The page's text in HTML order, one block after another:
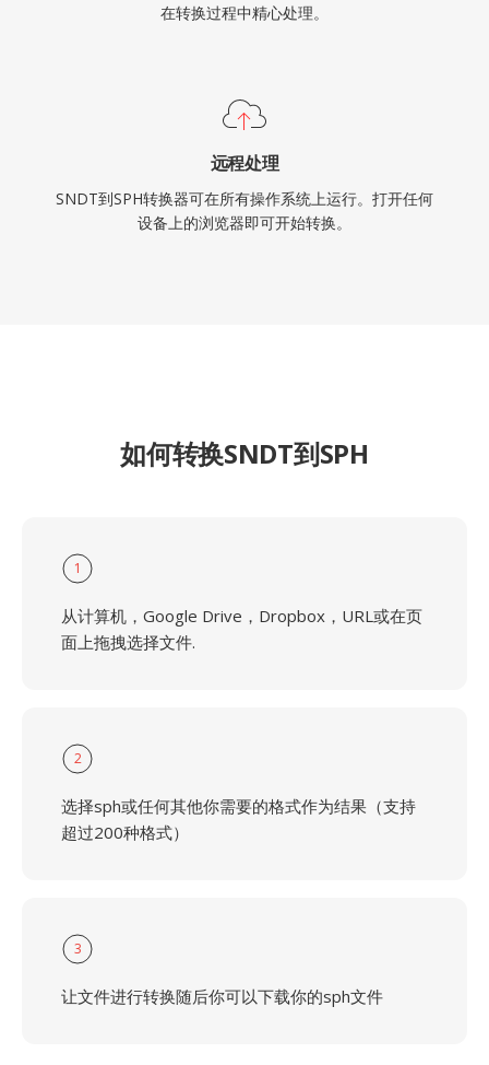
在转换过程中精心处理。
远程处理
SNDT到SPH转换器可在所有操作系统上运行。打开任何
设备上的浏览器即可开始转换。
如何转换SNDT到SPH
1
从计算机，Google Drive，Dropbox，URL或在页
面上拖拽选择文件.
2
选择sph或任何其他你需要的格式作为结果（支持
超过200种格式）
3
让文件进行转换随后你可以下载你的sph文件